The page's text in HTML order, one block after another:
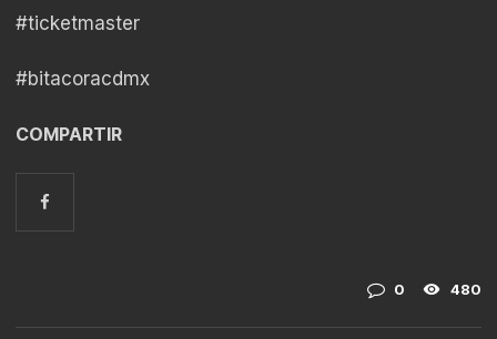
#ticketmaster
#bitacoracdmx
COMPARTIR
0 480